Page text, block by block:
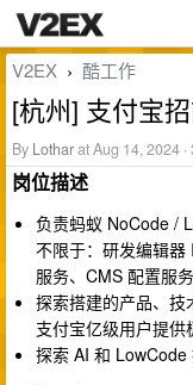
V2EX › 酷工作
[杭州] 支付宝
By Lotharat Aug 14, 2024
岗位描述
负责蚂蚁 NoCode /
不限于：研发编辑
服务、CMS 配置服
探索搭建的产品、技
支付宝亿级用户提供
探索 AI 和 LowCode